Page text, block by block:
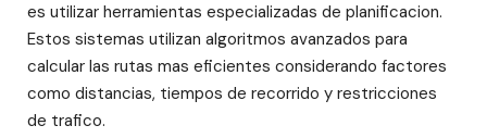
es utilizar herramientas especializadas de planificacion.
Estos sistemas utilizan algoritmos avanzados para
calcular las rutas mas eficientes considerando factores
como distancias, tiempos de recorrido y restricciones
de trafico.